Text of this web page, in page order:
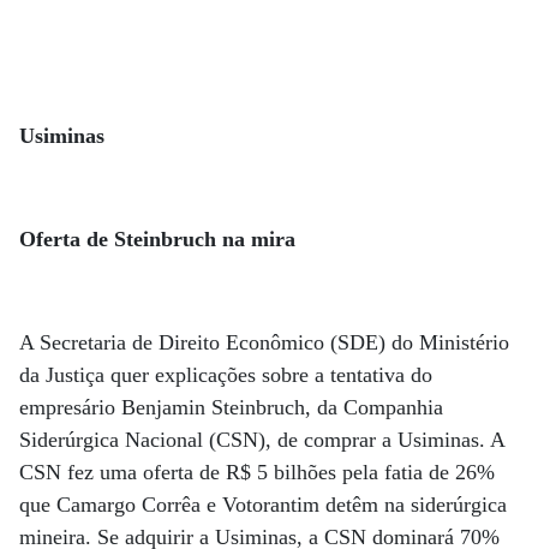
Usiminas
Oferta de Steinbruch na mira
A Secretaria de Direito Econômico (SDE) do Ministério
da Justiça quer explicações sobre a tentativa do
empresário Benjamin Steinbruch, da Companhia
Siderúrgica Nacional (CSN), de comprar a Usiminas. A
CSN fez uma oferta de R$ 5 bilhões pela fatia de 26%
que Camargo Corrêa e Votorantim detêm na siderúrgica
mineira. Se adquirir a Usiminas, a CSN dominará 70%